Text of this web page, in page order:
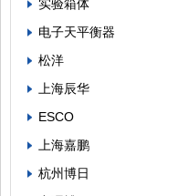
实验箱体
电子天平衡器
松洋
上海辰华
ESCO
上海嘉鹏
杭州博日